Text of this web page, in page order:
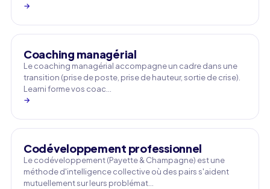
→
Coaching managérial
Le coaching managérial accompagne un cadre dans une
transition (prise de poste, prise de hauteur, sortie de crise).
Learni forme vos coac…
→
Codéveloppement professionnel
Le codéveloppement (Payette & Champagne) est une
méthode d'intelligence collective où des pairs s'aident
mutuellement sur leurs problémat…